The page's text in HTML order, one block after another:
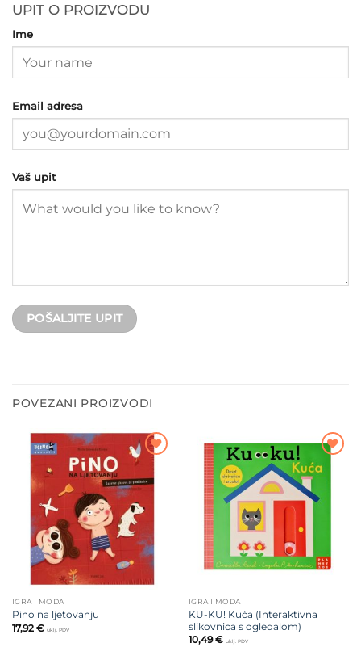
UPIT O PROIZVODU
Ime
Email adresa
Vaš upit
POVEZANI PROIZVODI
Dodajte
na listu
želja
IGRA I MODA
Pino na ljetovanju
17,92 € uklj. PDV
Dodajte
na listu
IGRA I MODA
KU-KU! Kuća (Interaktivna
slikovnica s ogledalom)
10,49€ uklj. PDV